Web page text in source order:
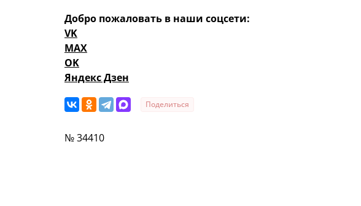
Добро пожаловать в наши соцсети:
VK
MAX
OK
Яндекс Дзен
Поделиться
№ 34410